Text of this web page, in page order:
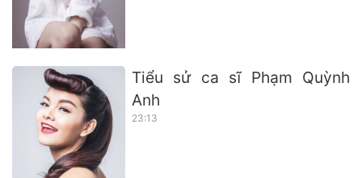
Tiểu sử ca sĩ Phạm Quỳnh
Anh
23:13